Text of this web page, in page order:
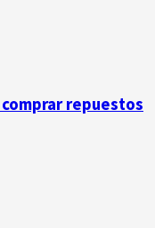
repuestos